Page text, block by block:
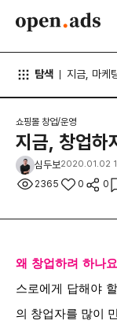
탐색 지금, 마케
쇼핑몰 창업/운영
지금, 창업하
심두보2020.01.02
2365 0 0
왜 창업하려 하나
스로에게 답해야
의 창업자를 많이